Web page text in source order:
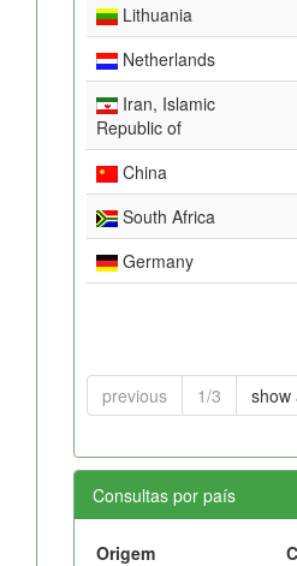
Lithuania
Netherlands
Iran, Islamic
Republic of
China
South Africa
Germany
previous 1/3 show
Consultas por país
Origem